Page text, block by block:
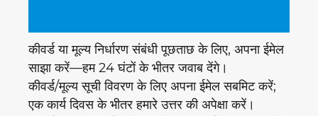
कीवर्ड या मूल्य निर्धारण संबंधी पूछताछ के लिए, अपना ईमेल
साझा करें—हम 24 घंटों के भीतर जवाब देंगे।
कीवर्ड/मूल्य सूची विवरण के लिए अपना ईमेल सबमिट करें;
एक कार्य दिवस के भीतर हमारे उत्तर की अपेक्षा करें।